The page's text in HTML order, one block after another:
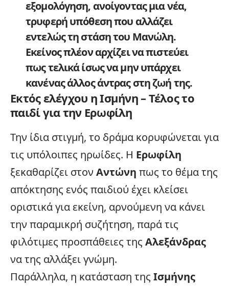
εξομολόγηση, ανοίγοντας μια νέα,
τρυφερή υπόθεση που αλλάζει
εντελώς τη στάση του Μανώλη.
Εκείνος πλέον αρχίζει να πιστεύει
πως τελικά ίσως να μην υπάρχει
κανένας άλλος άντρας στη ζωή της.
Εκτός ελέγχου η Ισμήνη – Τέλος το
παιδί για την Ερωφίλη
Την ίδια στιγμή, το δράμα κορυφώνεται για
τις υπόλοιπες ηρωίδες. Η Ερωφίλη
ξεκαθαρίζει στον Αντώνη πως το θέμα της
απόκτησης ενός παιδιού έχει κλείσει
οριστικά για εκείνη, αρνούμενη να κάνει
την παραμικρή συζήτηση, παρά τις
φιλότιμες προσπάθειες της Αλεξάνδρας
να της αλλάξει γνώμη.
Παράλληλα, η κατάσταση της Ισμήνης